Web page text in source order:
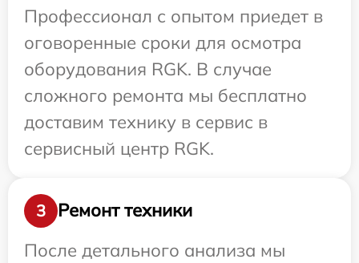
Профессионал с опытом приедет в
оговоренные сроки для осмотра
оборудования RGK. В случае
сложного ремонта мы бесплатно
доставим технику в сервис в
сервисный центр RGK.
3
Ремонт техники
После детального анализа мы